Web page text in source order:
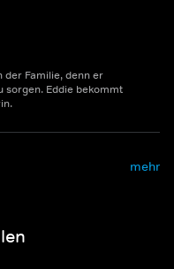
der Familie, denn er
sorgen. Eddie bekommt
mehr